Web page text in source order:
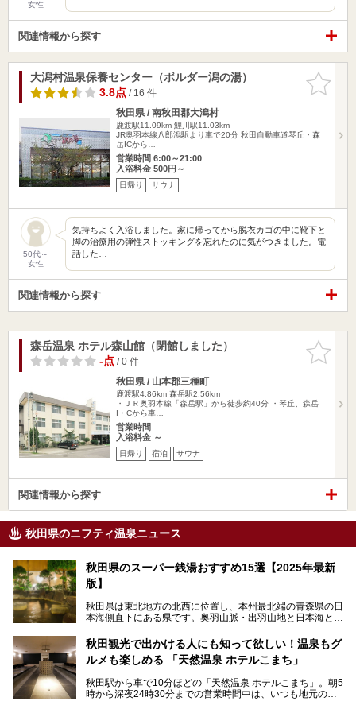
女性
関連情報から探す
お気に入
りに追加
大潟村温泉保養センター（ポルダー潟の湯）
3.8点/ 16 件
秋田県 / 南秋田郡大潟村
鹿渡駅11.09km 鯉川駅11.03km
JR奥羽本線八郎潟駅より車で20分 秋田自動車道琴丘・森
岳ICから…
営業時間 6:00～21:00
入浴料金 500円～
日帰り サウナ
50代～
女性
気持ちよく入浴しました。家に帰ってから脱衣カゴの中に靴下と
脚の治療用の弾性ストッキングを忘れたのに気がつきました。電
話した…
関連情報から探す
お気に入
りに追加
森岳温泉 ホテル森山館（閉館しました）
-点/ 0 件
秋田県 / 山本郡三種町
鹿渡駅4.86km 森岳駅2.56km
・ＪＲ奥羽本線「森岳駅」から徒歩約40分 ・琴丘、森岳
I・Cから車…
営業時間
入浴料金 ～
日帰り 宿泊 サウナ
関連情報から探す
秋田県のニフティ温泉ニュース
秋田県のスーパー銭湯おすすめ15選【2025年最新
版】
秋田県は東北地方の北西に位置し、本州最北端の青森県の日
本海側直下にある県です。奥羽山脈・出羽山地と日本海とい
界自然遺産に登録された白神山地のほか、多くの国立公園・
国定公園を擁しています。
「あきたこまち」に代表される米の生産量は国内第3位。米
ハタハタ・しょっつる（魚醤）といった独特の食材も豊富で
す。
秋田観光で出かける人にも知って欲しい！温泉もグ
ルメも楽しめる 「天然温泉 ホテルこまち」
秋田駅から車で10分ほどの「天然温泉 ホテルこまち」。朝5
時から深夜24時30分までの営業時間中は、いつも地元の人